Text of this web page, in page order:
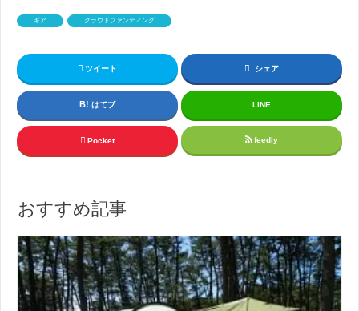
ギア クラウドファンディング
ツイート シェア
はてブ LINE
Pocket feedly
おすすめ記事